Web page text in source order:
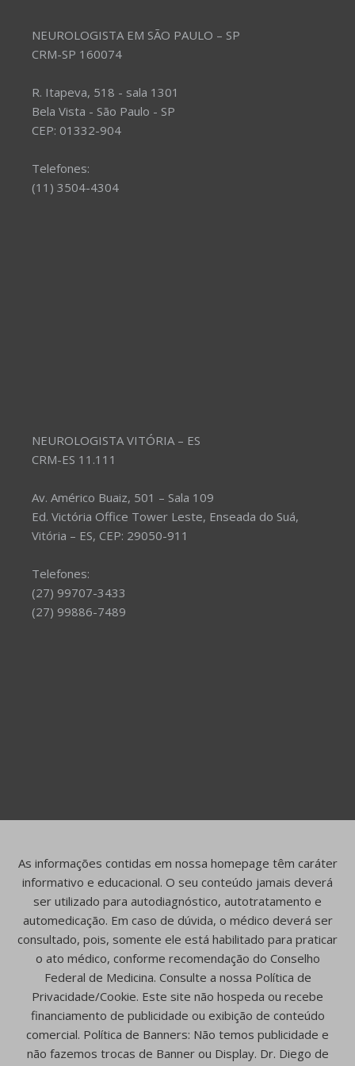
NEUROLOGISTA EM SÃO PAULO – SP
CRM-SP 160074
R. Itapeva, 518 - sala 1301
Bela Vista - São Paulo - SP
CEP: 01332-904
Telefones:
(11) 3504-4304
NEUROLOGISTA VITÓRIA – ES
CRM-ES 11.111
Av. Américo Buaiz, 501 – Sala 109
Ed. Victória Office Tower Leste, Enseada do Suá,
Vitória – ES, CEP: 29050-911
Telefones:
(27) 99707-3433
(27) 99886-7489
As informações contidas em nossa homepage têm caráter
informativo e educacional. O seu conteúdo jamais deverá
ser utilizado para autodiagnóstico, autotratamento e
automedicação. Em caso de dúvida, o médico deverá ser
consultado, pois, somente ele está habilitado para praticar
o ato médico, conforme recomendação do Conselho
Federal de Medicina. Consulte a nossa Política de
Privacidade/Cookie. Este site não hospeda ou recebe
financiamento de publicidade ou exibição de conteúdo
comercial. Política de Banners: Não temos publicidade e
não fazemos trocas de Banner ou Display. Dr. Diego de